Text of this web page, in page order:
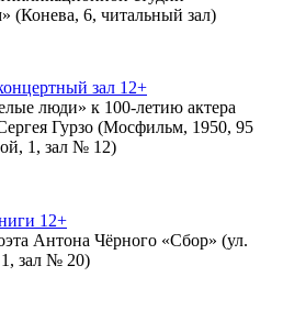
(Конева, 6, читальный зал)
зал 12+
люди» к 100-летию актера
Гурзо (Мосфильм, 1950, 95
1, зал № 12)
12+
Антона Чёрного «Сбор» (ул.
зал № 20)